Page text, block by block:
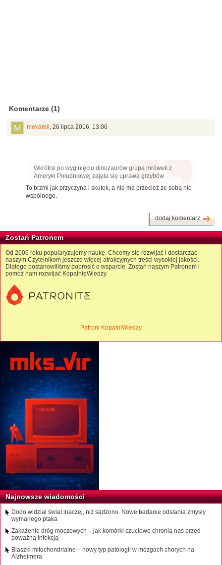
Komentarze (1)
mekamil , 26 lipca 2016, 13:06
Wkrótce po wyginięciu dinozaurów grupa mrówek z
Ameryki Południowej zajęła się uprawą grzybów
To brzmi jak przyczyna i skutek, a nie ma przecież ze sobą nic
wspólnego.
dodaj komentarz
Zostań Patronem
Od 2006 roku popularyzujemy naukę. Chcemy się rozwijać i dostarczać
naszym Czytelnikom jeszcze więcej atrakcyjnych treści wysokiej jakości.
Dlatego postanowiliśmy poprosić o wsparcie. Zostań naszym Patronem i
pomóż nam rozwijać KopalnięWiedzy.
Patroni KopalniWiedzy
Najnowsze wiadomości
Dodo widział świat inaczej, niż sądzono. Nowe badanie odsłania zmysły
wymarłego ptaka
Zakażenie dróg moczowych – jak komórki czuciowe chronią nas przed
poważną infekcją
Blaszki mitochondrialne – nowy typ patologii w mózgach chorych na
Alzheimera